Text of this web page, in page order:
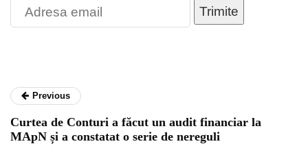
Trimite
Previous
Curtea de Conturi a făcut un audit financiar la
MApN și a constatat o serie de nereguli